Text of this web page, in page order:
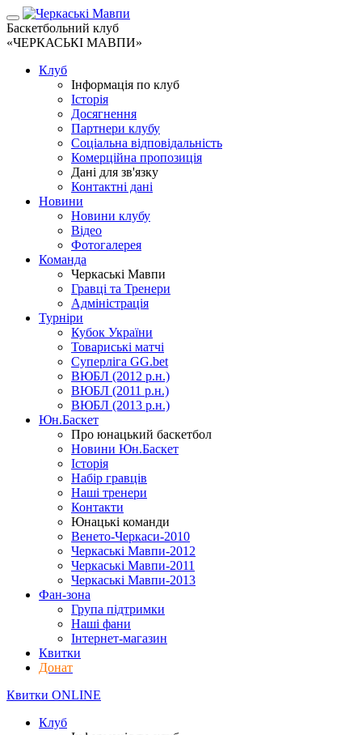
Баскетбольний клуб
«ЧЕРКАСЬКІ МАВПИ»
Клуб
Інформація по клуб
Історія
Досягнення
Партнери клубу
Соціальна відповідальність
Комерційна пропозиція
Дані для зв'язку
Контактні дані
Новини
Новини клубу
Відео
Фотогалерея
Команда
Черкаські Мавпи
Гравці та Тренери
Адміністрація
Турніри
Кубок України
Товариські матчі
Суперліга GG.bet
ВЮБЛ (2012 р.н.)
ВЮБЛ (2011 р.н.)
ВЮБЛ (2013 р.н.)
Юн.Баскет
Про юнацький баскетбол
Новини Юн.Баскет
Історія
Набір гравців
Наші тренери
Контакти
Юнацькі команди
Венето-Черкаси-2010
Черкаські Мавпи-2012
Черкаські Мавпи-2011
Черкаські Мавпи-2013
Фан-зона
Група підтримки
Наші фани
Інтернет-магазин
Квитки
Донат
Квитки ONLINE
Клуб